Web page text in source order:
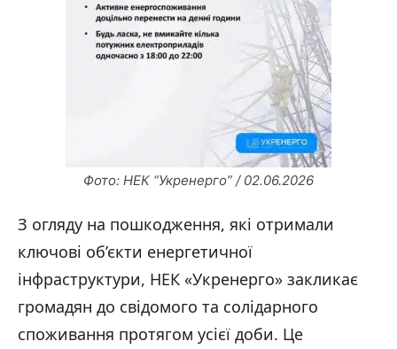
Фото: НЕК “Укренерго” / 02.06.2026
З огляду на пошкодження, які отримали
ключові об’єкти енергетичної
інфраструктури, НЕК «Укренерго» закликає
громадян до свідомого та солідарного
споживання протягом усієї доби. Це